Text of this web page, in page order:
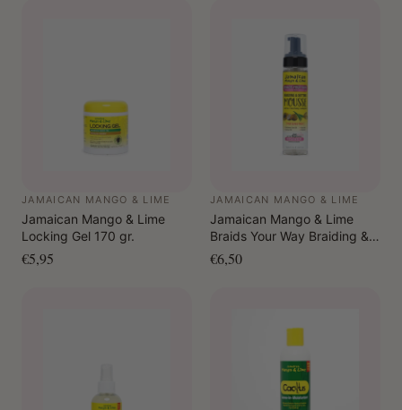
JAMAICAN MANGO & LIME
Jamaican Mango & Lime
Locking Gel 170 gr.
€5,95
JAMAICAN MANGO & LIME
Jamaican Mango & Lime
Braids Your Way Braiding &
Setting Mousse 237 ml
€6,50